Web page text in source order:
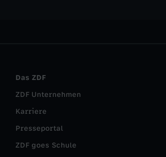
Das ZDF
ZDF Unternehmen
Karriere
Presseportal
ZDF goes Schule